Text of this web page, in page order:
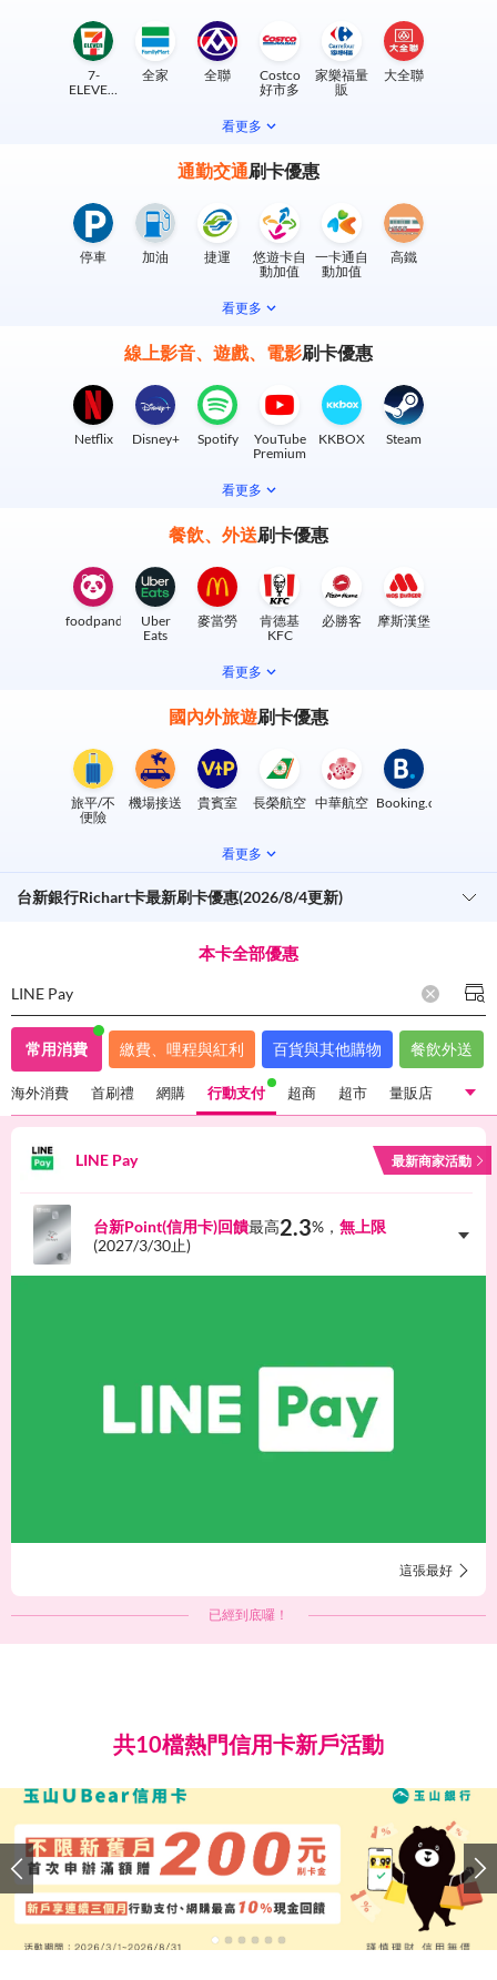
7-
ELEVEN
全家 全聯
Costco
好市多
家樂福量
販
大全聯
看更多
通勤交通刷卡優惠
停車 加油 捷運
悠遊卡自
動加值
一卡通自
動加值
高鐵
看更多
線上影音、遊戲、電影刷卡優惠
Netflix Disney+ Spotify
YouTube
Premium
KKBOX Steam
看更多
餐飲、外送刷卡優惠
foodpanda
Uber
Eats
麥當勞
肯德基
KFC
必勝客 摩斯漢堡
看更多
國內外旅遊刷卡優惠
旅平/不
便險
機場接送 貴賓室 長榮航空 中華航空 Booking.com
看更多
台新銀行Richart卡最新刷卡優惠(2026/8/4更新)
本卡全部優惠
LINE Pay
常用消費 繳費、哩程與紅利 百貨與其他購物 餐飲外送
國內一般消費 行動支付
海外消費 首刷禮 網購 行動支付 超商 超市 量販店
LINE Pay 最新商家活動
台新Point(信用卡)回饋最高2.3%， 無上限
(2027/3/30止)
這張最好
已經到底囉！
共10檔熱門信用卡新戶活動